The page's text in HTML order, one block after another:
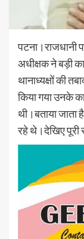
पटना।राजधानी
अधीक्षक ने बड़ी
थानाध्यक्षों की
किया गया उनके
थी।बताया जाता
रहे थे।देखिए पूरी